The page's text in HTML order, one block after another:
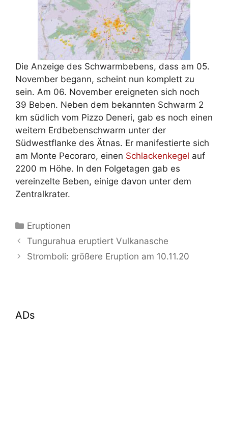
Die Anzeige des Schwarmbebens, dass am 05.
November begann, scheint nun komplett zu
sein. Am 06. November ereigneten sich noch
39 Beben. Neben dem bekannten Schwarm 2
km südlich vom Pizzo Deneri, gab es noch einen
weitern Erdbebenschwarm unter der
Südwestflanke des Ätnas. Er manifestierte sich
am Monte Pecoraro, einen Schlackenkegel auf
2200 m Höhe. In den Folgetagen gab es
vereinzelte Beben, einige davon unter dem
Zentralkrater.
Kategorien
Eruptionen
Tungurahua eruptiert Vulkanasche
Stromboli: größere Eruption am 10.11.20
ADs